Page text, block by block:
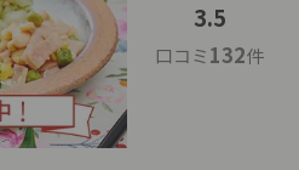
3.5
口コミ132件